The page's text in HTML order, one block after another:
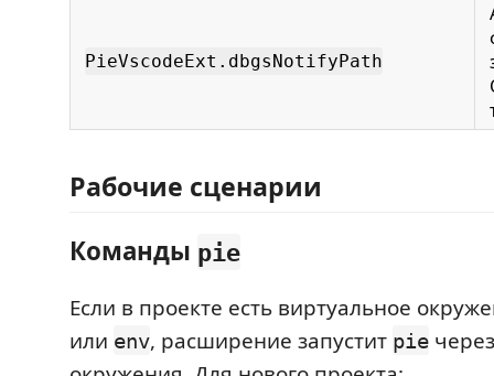
PieVscodeExt.dbgsNotifyPath
Рабочие сценарии
Команды pie
Если в проекте есть виртуальное
или env, расширение запустит pie